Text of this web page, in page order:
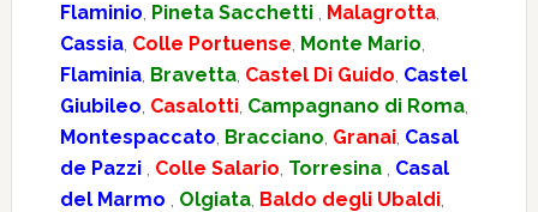
Flaminio, Pineta Sacchetti , Malagrotta,
Cassia, Colle Portuense, Monte Mario,
Flaminia, Bravetta, Castel Di Guido, Castel
Giubileo, Casalotti, Campagnano di Roma,
Montespaccato, Bracciano, Granai, Casal
de Pazzi , Colle Salario, Torresina , Casal
del Marmo , Olgiata, Baldo degli Ubaldi,